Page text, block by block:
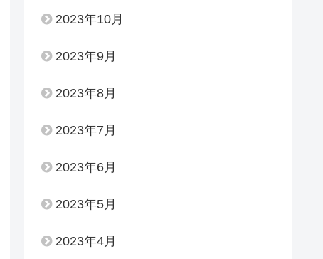
2023年10月
2023年9月
2023年8月
2023年7月
2023年6月
2023年5月
2023年4月